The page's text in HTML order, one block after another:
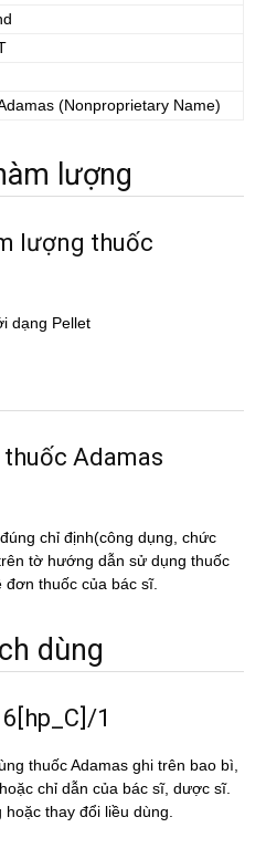
(Nonproprietary Name)
lượng
lượng thuốc
dạng Pellet
Adamas
chỉ định(công dụng, chức
tờ hướng dẫn sử dụng thuốc
thuốc của bác sĩ.
dùng
1
thuốc Adamas ghi trên bao bì,
chỉ dẫn của bác sĩ, dược sĩ.
thay đổi liều dùng.